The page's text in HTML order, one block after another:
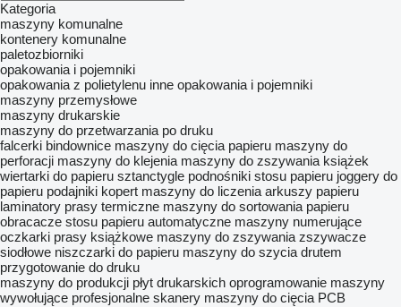
Kategoria
maszyny komunalne
kontenery komunalne
paletozbiorniki
opakowania i pojemniki
opakowania z polietylenu inne opakowania i pojemniki
maszyny przemysłowe
maszyny drukarskie
maszyny do przetwarzania po druku
falcerki bindownice maszyny do cięcia papieru maszyny do
perforacji maszyny do klejenia maszyny do zszywania książek
wiertarki do papieru sztanctygle podnośniki stosu papieru joggery do
papieru podajniki kopert maszyny do liczenia arkuszy papieru
laminatory prasy termiczne maszyny do sortowania papieru
obracacze stosu papieru automatyczne maszyny numerujące
oczkarki prasy książkowe maszyny do zszywania zszywacze
siodłowe niszczarki do papieru maszyny do szycia drutem
przygotowanie do druku
maszyny do produkcji płyt drukarskich oprogramowanie maszyny
wywołujące profesjonalne skanery maszyny do cięcia PCB